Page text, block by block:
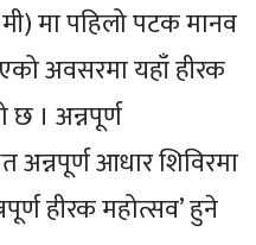
मा पहिलो पटक मानव
अवसरमा यहाँ हीरक
। अन्नपूर्ण
अन्नपूर्ण आधार शिविरमा
हीरक महोत्सव’ हुने